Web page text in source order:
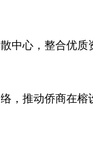
心，整合优质
推动侨商在榕